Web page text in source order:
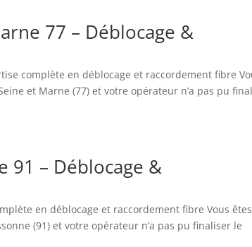
77 – Déblocage &
complète en déblocage et raccordement fibre
et Marne (77) et votre opérateur n’a pas pu
91 – Déblocage &
en déblocage et raccordement fibre Vous êtes
(91) et votre opérateur n’a pas pu finaliser le